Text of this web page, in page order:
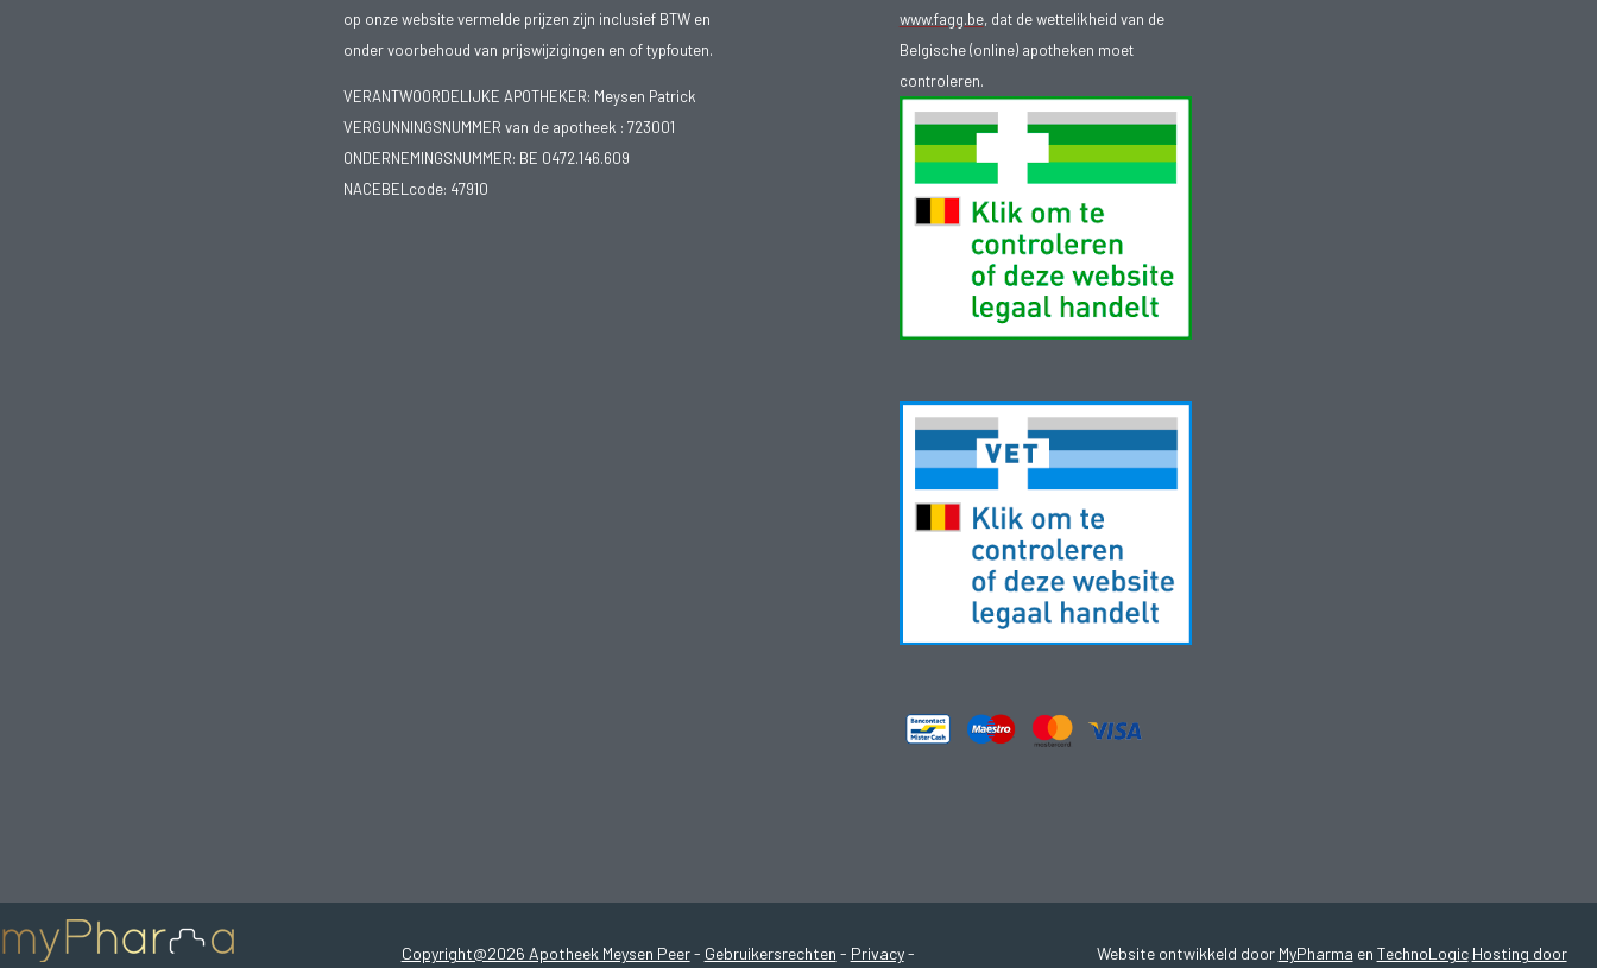
op onze website vermelde prijzen zijn inclusief BTW en
onder voorbehoud van prijswijzigingen en of typfouten.
VERANTWOORDELIJKE APOTHEKER: Meysen Patrick
VERGUNNINGSNUMMER van de apotheek : 723001
ONDERNEMINGSNUMMER: BE 0472.146.609
NACEBELcode: 47910
www.fagg.be, dat de wettelikheid van de
Belgische (online) apotheken moet
controleren.
Copyright@2026 Apotheek Meysen Peer - Gebruikersrechten - Privacy- Website ontwikkeld door MyPharma en TechnoLogic Hosting door